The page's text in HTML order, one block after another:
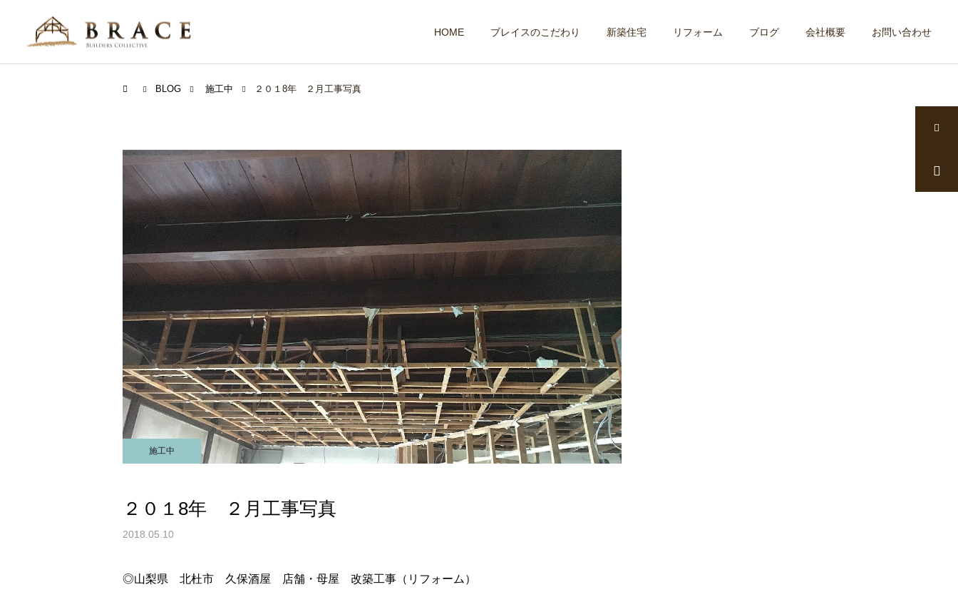
HOME ブレイスのこだわり 新築住宅 リフォーム ブログ 会社概要 お問い合わせ
BLOG 施工中 ２０１8年 ２月工事写真
施工中
２０１8年 ２月工事写真
2018.05.10
◎山梨県 北杜市 久保酒屋 店舗・母屋 改築工事（リフォーム）